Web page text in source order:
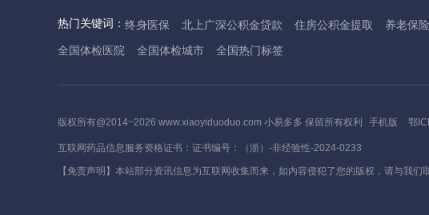
抚州体检
佛山体检 防城港体检 赣州体检 广州体检 桂林体检 贵
哈尔滨体检
淮安体检 杭州体检 湖州体检
河池体检
海口体检 汉中体检 晋城体检 晋中体检 锦州体检 吉林
热门关键词： 终身医保 北上广深公积金贷款 住房公积金提取 养老保
全国体检医院
全国体检城市 全国热门标签
版权所有@2014~2026 www.xiaoyiduoduo.com 小易多多 保留所有权利 手机版 鄂
互联网药品信息服务资格证书：证书编号：（浙）-非经验性-2024-0233
【免责声明】本站部分资讯信息为互联网收集而来，如内容侵犯了您的版权，请与我们